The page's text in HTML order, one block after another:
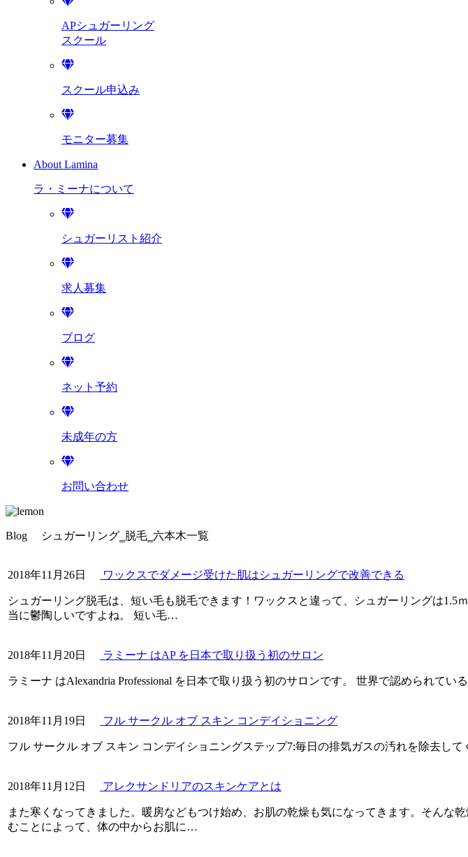
APシュガーリング
スクール
スクール申込み
モニター募集
About Lamina
ラ・ミーナについて
シュガーリスト紹介
求人募集
ブログ
ネット予約
未成年の方
お問い合わせ
Blog シュガーリング‗脱毛‗六本木一覧
2018年11月26日 ワックスでダメージ受けた肌はシュガーリングで改善できる
シュガーリング脱毛は、短い毛も脱毛できます！ワックスと違って、シュガーリングは
当に鬱陶しいですよね。 短い毛…
2018年11月20日 ラミーナ はAP を日本で取り扱う初のサロン
ラミーナ はAlexandria Professional を日本で取り扱う初のサロンです。 世界で認められてい
2018年11月19日 フル サークル オブ スキン コンデイショニング
フル サークル オブ スキン コンデイショニングステップ7:毎日の排気ガスの汚れを除去し
2018年11月12日 アレクサンドリアのスキンケアとは
また寒くなってきました。暖房などもつけ始め、お肌の乾燥も気になってきます。そんな
むことによって、体の中からお肌に…